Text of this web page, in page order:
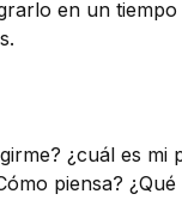
en un
¿cuál es mi
piensa?